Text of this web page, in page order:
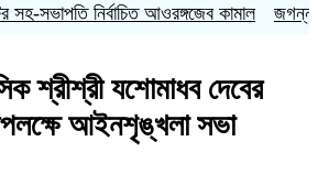
নির্বাচিত আওরঙ্গজেব কামাল জগন্নাথপুরে
শ্রীশ্রী যশোমাধব দেবের
আইনশৃঙ্খলা সভা